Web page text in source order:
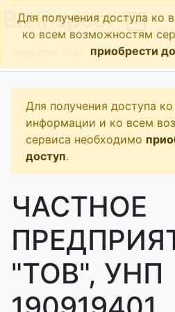
BizInspect
Для получения доступа ко
ко всем возможностям
приобрести
Для получения доступа ко
информации и ко всем
сервиса необходимо
доступ.
ЧАСТНОЕ
"ТОВ", УНП